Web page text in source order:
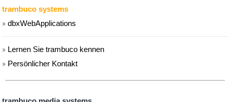
trambuco systems
»dbxWebApplications
» Lernen Sie trambuco kennen
» Persönlicher Kontakt